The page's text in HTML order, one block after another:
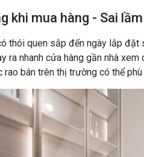
khi mua hàng - Sai
thói quen sắp đến ngày lắp
ra nhanh cửa hàng gần nhà
bán trên thị trường có thể